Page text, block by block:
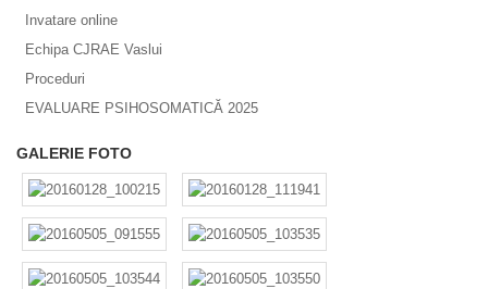
Invatare online
Echipa CJRAE Vaslui
Proceduri
EVALUARE PSIHOSOMATICĂ 2025
GALERIE FOTO